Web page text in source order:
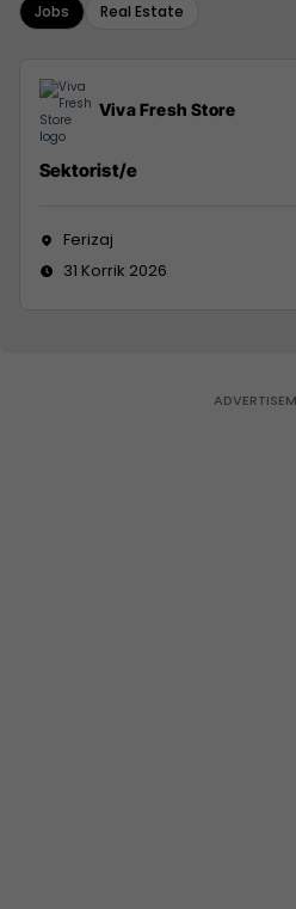
Jobs Real Estate
Viva Fresh Store
Sektorist/e
Ferizaj
31 Korrik 2026